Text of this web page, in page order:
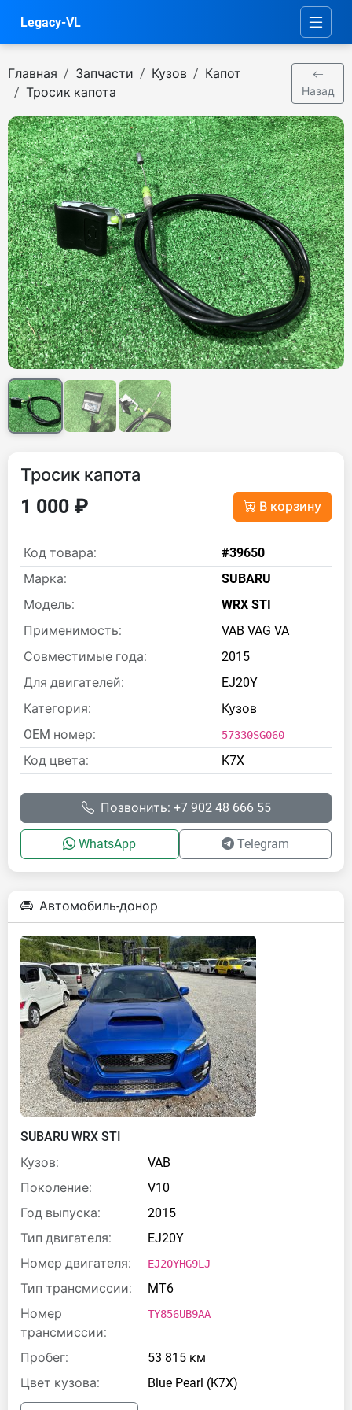
Legacy-VL
Главная Запчасти Кузов
Капот
Тросик капота
Назад
Тросик капота
1 000 ₽ В корзину
Код товара:
#39650
Марка:
SUBARU
Модель:
WRX STI
Применимость:
VAB VAG VA
Совместимые года:
2015
Для двигателей:
EJ20Y
Категория:
Кузов
OEM номер:
57330SG060
Код цвета: K7X
Позвонить: +7 902 48 666 55
WhatsApp Telegram
Автомобиль-донор
SUBARU WRX STI
Кузов:
VAB
Поколение:
V10
Год выпуска:
2015
Тип двигателя:
EJ20Y
Номер двигателя:
EJ20YHG9LJ
Тип трансмиссии:
MT6
Номер
трансмиссии:
TY856UB9AA
Пробег:
53 815 км
Цвет кузова:
Blue Pearl (K7X)